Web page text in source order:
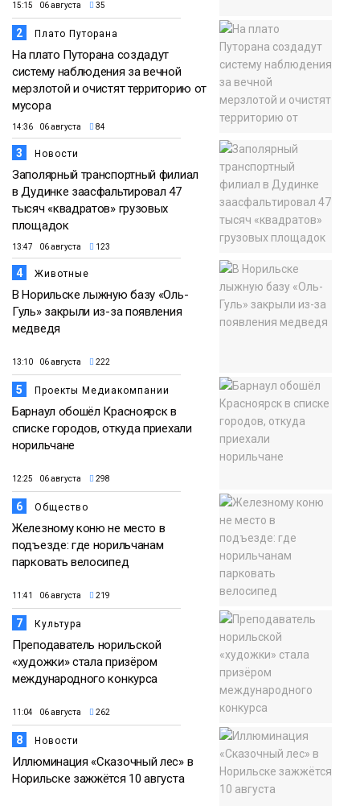
15:15 06 августа 35
2 Плато Путорана
На плато Путорана создадут
систему наблюдения за вечной
мерзлотой и очистят территорию от
мусора
14:36 06 августа 84
3 Новости
Заполярный транспортный филиал
в Дудинке заасфальтировал 47
тысяч «квадратов» грузовых
площадок
13:47 06 августа 123
4 Животные
В Норильске лыжную базу «Оль-
Гуль» закрыли из-за появления
медведя
13:10 06 августа 222
5 Проекты Медиакомпании
Барнаул обошёл Красноярск в
списке городов, откуда приехали
норильчане
12:25 06 августа 298
6 Общество
Железному коню не место в
подъезде: где норильчанам
парковать велосипед
11:41 06 августа 219
7 Культура
Преподаватель норильской
«художки» стала призёром
международного конкурса
11:04 06 августа 262
8 Новости
Иллюминация «Сказочный лес» в
Норильске зажжётся 10 августа